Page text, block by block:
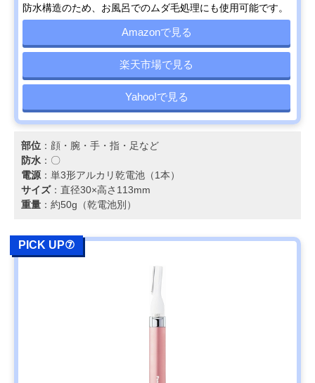
防水構造のため、お風呂でのムダ毛処理にも使用可能です。
Amazonで見る
楽天市場で見る
Yahoo!で見る
部位 ：顔・腕・手・指・足など
防水 ：〇
電源：単3形アルカリ乾電池（1本）
サイズ：直径30×高さ113mm
重量 ：約50g（乾電池別）
PICK UP⑦